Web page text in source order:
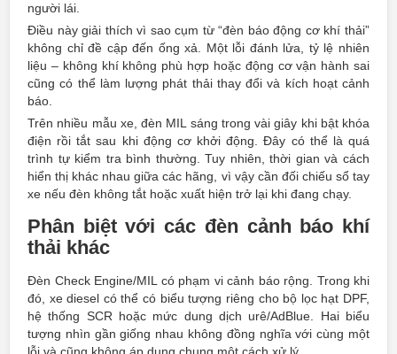
người lái.
Điều này giải thích vì sao cụm từ “đèn báo động cơ khí thải”
không chỉ đề cập đến ống xả. Một lỗi đánh lửa, tỷ lệ nhiên
liệu – không khí không phù hợp hoặc động cơ vận hành sai
cũng có thể làm lượng phát thải thay đổi và kích hoạt cảnh
báo.
Trên nhiều mẫu xe, đèn MIL sáng trong vài giây khi bật khóa
điện rồi tắt sau khi động cơ khởi động. Đây có thể là quá
trình tự kiểm tra bình thường. Tuy nhiên, thời gian và cách
hiển thị khác nhau giữa các hãng, vì vậy cần đối chiếu sổ tay
xe nếu đèn không tắt hoặc xuất hiện trở lại khi đang chạy.
Phân biệt với các đèn cảnh báo khí
thải khác
Đèn Check Engine/MIL có phạm vi cảnh báo rộng. Trong khi
đó, xe diesel có thể có biểu tượng riêng cho bộ lọc hạt DPF,
hệ thống SCR hoặc mức dung dịch urê/AdBlue. Hai biểu
tượng nhìn gần giống nhau không đồng nghĩa với cùng một